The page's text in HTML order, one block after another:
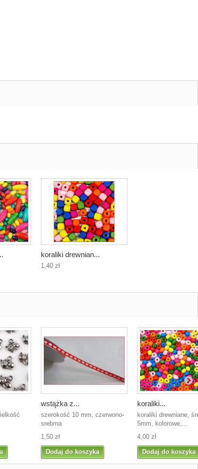
koraliki drewnian...
1,40 zł
wstążka z...
szerokość 10 mm, czerwono-
srebrna
1,50 zł
Dodaj do koszyka
koraliki...
koraliki drewniane,
5mm, kolorowe,...
4,00 zł
Dodaj do koszyka